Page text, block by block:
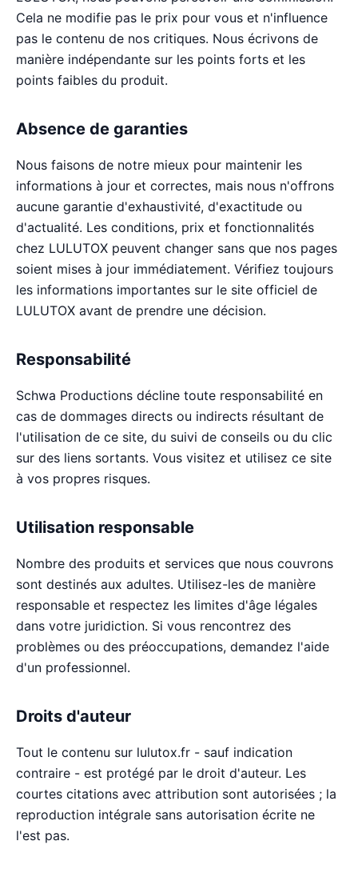
Cela ne modifie pas le prix pour vous et n'influence
pas le contenu de nos critiques. Nous écrivons de
manière indépendante sur les points forts et les
points faibles du produit.
Absence de garanties
Nous faisons de notre mieux pour maintenir les
informations à jour et correctes, mais nous n'offrons
aucune garantie d'exhaustivité, d'exactitude ou
d'actualité. Les conditions, prix et fonctionnalités
chez LULUTOX peuvent changer sans que nos pages
soient mises à jour immédiatement. Vérifiez toujours
les informations importantes sur le site officiel de
LULUTOX avant de prendre une décision.
Responsabilité
Schwa Productions décline toute responsabilité en
cas de dommages directs ou indirects résultant de
l'utilisation de ce site, du suivi de conseils ou du clic
sur des liens sortants. Vous visitez et utilisez ce site
à vos propres risques.
Utilisation responsable
Nombre des produits et services que nous couvrons
sont destinés aux adultes. Utilisez-les de manière
responsable et respectez les limites d'âge légales
dans votre juridiction. Si vous rencontrez des
problèmes ou des préoccupations, demandez l'aide
d'un professionnel.
Droits d'auteur
Tout le contenu sur lulutox.fr - sauf indication
contraire - est protégé par le droit d'auteur. Les
courtes citations avec attribution sont autorisées ; la
reproduction intégrale sans autorisation écrite ne
l'est pas.